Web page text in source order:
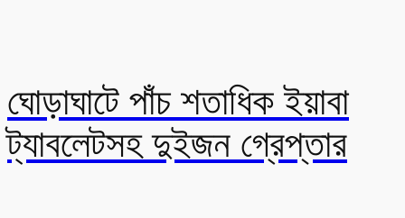
ঘোড়াঘাটে পাঁচ শতাধিক ইয়াবা
ট্যাবলেটসহ দুইজন গ্রেপ্তার